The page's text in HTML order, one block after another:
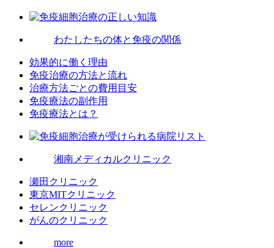
わたしたちの体と免疫の関係
効果的に働く理由
免疫治療の方法と流れ
治療方法ごとの費用目安
免疫療法の副作用
免疫療法とは？
湘南メディカルクリニック
瀬田クリニック
東京MITクリニック
セレンクリニック
がんのクリニック
more